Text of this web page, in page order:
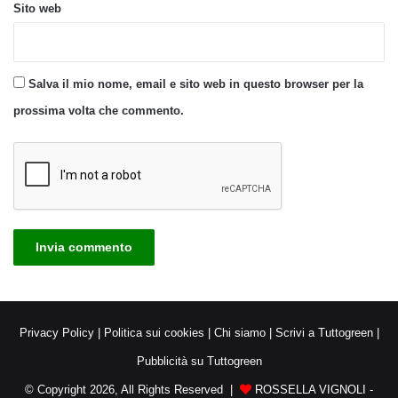
Sito web
Salva il mio nome, email e sito web in questo browser per la
prossima volta che commento.
Privacy Policy| Politica sui cookies Chi siamo| Scrivi a Tuttogreen|
Pubblicità su Tuttogreen
© Copyright 2026, All Rights Reserved | ROSSELLA VIGNOLI -